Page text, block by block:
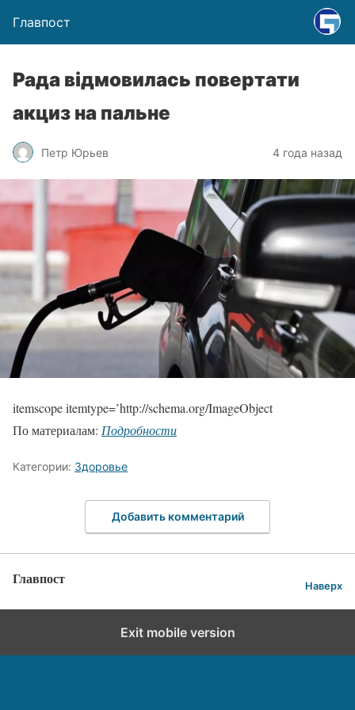
Главпост
Рада відмовилась повертати
акциз на пальне
Петр Юрьев 4 года назад
itemscope itemtype=’http://schema.org/ImageObject
По материалам: Подробности
Категории: Здоровье
Добавить комментарий
Главпост Наверх
Exit mobile version